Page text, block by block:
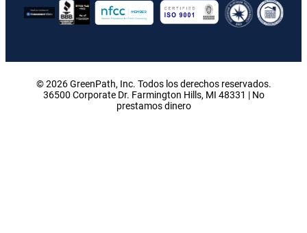
© 2026 GreenPath, Inc. Todos los derechos reservados.
36500 Corporate Dr. Farmington Hills, MI 48331 | No
prestamos dinero